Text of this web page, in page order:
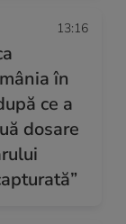
13:16
în
ce a
dosare